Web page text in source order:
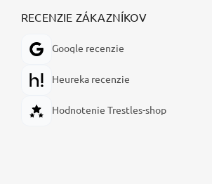
RECENZIE ZÁKAZNÍKOV
Google recenzie
Heureka recenzie
Hodnotenie Trestles-shop